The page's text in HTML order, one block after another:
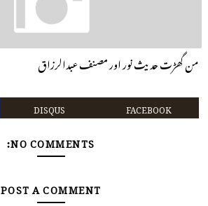
من گھڑت حدیث نور اور مصنف عبدالرزاق
DISQUS FACEBOOK
NO COMMENTS:
POST A COMMENT